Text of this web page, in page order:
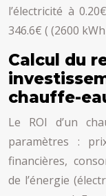
l’électricité à
346.6€ ( (2600
Calcul du
chauffe-
Le ROI d’un
paramètres :
financières,
de l’énergie